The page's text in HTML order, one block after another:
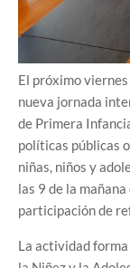
El próximo
nueva jornada
de Primera
políticas públicas
niñas, niños y
las 9 de la mañana
participación de
La actividad